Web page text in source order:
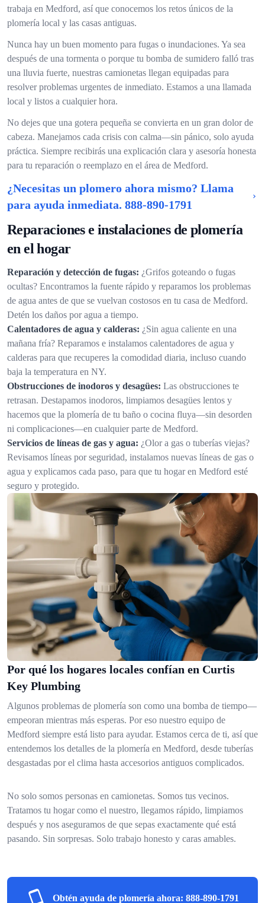
trabaja en Medford, así que conocemos los retos únicos de la
plomería local y las casas antiguas.
Nunca hay un buen momento para fugas o inundaciones. Ya sea
después de una tormenta o porque tu bomba de sumidero falló tras
una lluvia fuerte, nuestras camionetas llegan equipadas para
resolver problemas urgentes de inmediato. Estamos a una llamada
local y listos a cualquier hora.
No dejes que una gotera pequeña se convierta en un gran dolor de
cabeza. Manejamos cada crisis con calma—sin pánico, solo ayuda
práctica. Siempre recibirás una explicación clara y asesoría honesta
para tu reparación o reemplazo en el área de Medford.
¿Necesitas un plomero ahora mismo? Llama
para ayuda inmediata. 888-890-1791
Reparaciones e instalaciones de plomería
en el hogar
Reparación y detección de fugas: ¿Grifos goteando o fugas
ocultas? Encontramos la fuente rápido y reparamos los problemas
de agua antes de que se vuelvan costosos en tu casa de Medford.
Detén los daños por agua a tiempo.
Calentadores de agua y calderas: ¿Sin agua caliente en una
mañana fría? Reparamos e instalamos calentadores de agua y
calderas para que recuperes la comodidad diaria, incluso cuando
baja la temperatura en NY.
Obstrucciones de inodoros y desagües: Las obstrucciones te
retrasan. Destapamos inodoros, limpiamos desagües lentos y
hacemos que la plomería de tu baño o cocina fluya—sin desorden
ni complicaciones—en cualquier parte de Medford.
Servicios de líneas de gas y agua: ¿Olor a gas o tuberías viejas?
Revisamos líneas por seguridad, instalamos nuevas líneas de gas o
agua y explicamos cada paso, para que tu hogar en Medford esté
seguro y protegido.
Por qué los hogares locales confían en Curtis
Key Plumbing
Algunos problemas de plomería son como una bomba de tiempo—
empeoran mientras más esperas. Por eso nuestro equipo de
Medford siempre está listo para ayudar. Estamos cerca de ti, así que
entendemos los detalles de la plomería en Medford, desde tuberías
desgastadas por el clima hasta accesorios antiguos complicados.
No solo somos personas en camionetas. Somos tus vecinos.
Tratamos tu hogar como el nuestro, llegamos rápido, limpiamos
después y nos aseguramos de que sepas exactamente qué está
pasando. Sin sorpresas. Solo trabajo honesto y caras amables.
Obtén ayuda de plomería ahora: 888-890-1791